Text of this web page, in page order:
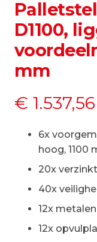
D1100,
mm
€ 1.537,56
6x
hoog, 1100
20x
40x
12x
12x